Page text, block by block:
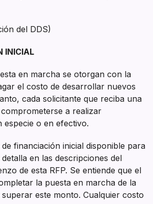
del DDS)
INICIAL
en marcha se otorgan con la
el costo de desarrollar nuevos
cada solicitante que reciba una
a realizar
especie o en efectivo.
financiación inicial disponible para
en las descripciones del
de esta RFP. Se entiende que el
la puesta en marcha de la
este monto. Cualquier costo